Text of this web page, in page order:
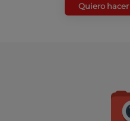
Quiero